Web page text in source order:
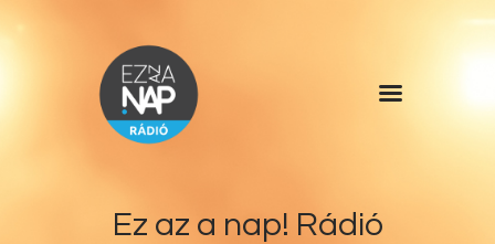
Ez az a nap! Rádió
Főoldal
Rólunk